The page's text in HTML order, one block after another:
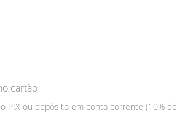
cartão
PIX ou depósito em conta corrente (10% de